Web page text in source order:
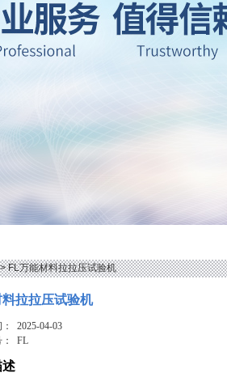
FL万能材料拉拉压试验机
拉拉压试验机
2025-04-03
：FL
述